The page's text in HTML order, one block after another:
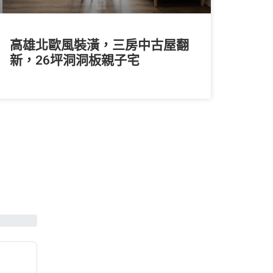
高雄北歐風裝潢，三房中古屋翻
新，26坪洞洞板親子宅